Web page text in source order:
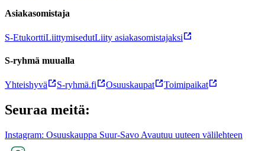
Asiakasomistaja
S-EtukorttiLiittymisedutLiity asiakasomistajaksi
S-ryhmä muualla
Yhteishyvä S-ryhmä.fi Osuuskaupat Toimipaikat
Seuraa meitä:
Instagram: Osuuskauppa Suur-Savo Avautuu uuteen välilehteen